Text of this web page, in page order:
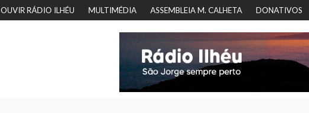
OUVIR RÁDIO ILHÉU MULTIMÉDIA ASSEMBLEIA M. CALHETA DONATIVOS